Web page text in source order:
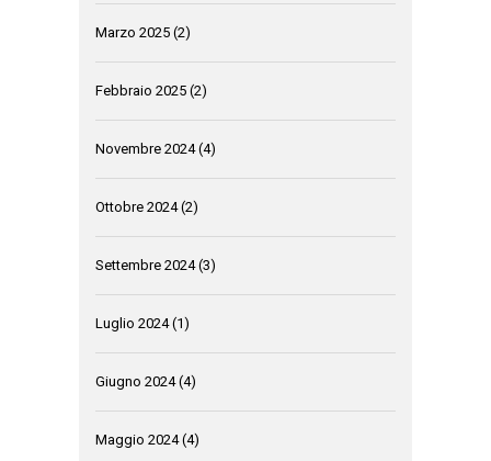
Marzo 2025 (2)
Febbraio 2025 (2)
Novembre 2024(4)
Ottobre 2024(2)
Settembre 2024(3)
Luglio 2024(1)
Giugno 2024(4)
Maggio 2024(4)